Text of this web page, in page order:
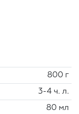
800 г
3-4 ч. л.
80 мл